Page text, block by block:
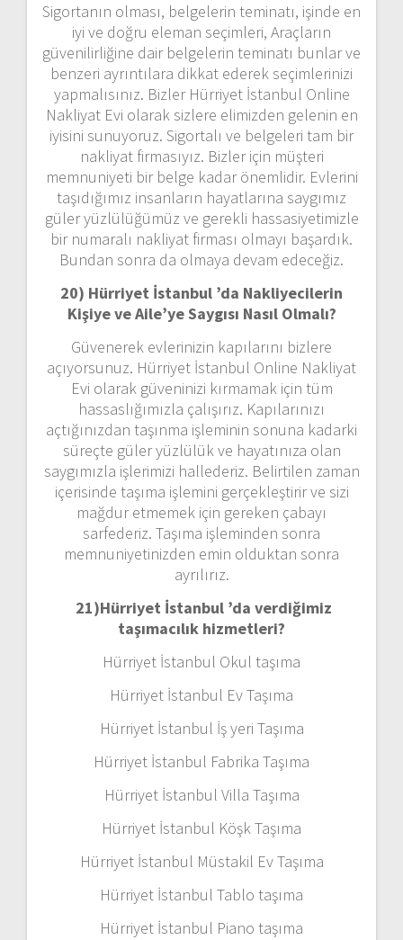
Sigortanın olması, belgelerin teminatı, işinde en
iyi ve doğru eleman seçimleri, Araçların
güvenilirliğine dair belgelerin teminatı bunlar ve
benzeri ayrıntılara dikkat ederek seçimlerinizi
yapmalısınız. Bizler Hürriyet İstanbul Online
Nakliyat Evi olarak sizlere elimizden gelenin en
iyisini sunuyoruz. Sigortalı ve belgeleri tam bir
nakliyat firmasıyız. Bizler için müşteri
memnuniyeti bir belge kadar önemlidir. Evlerini
taşıdığımız insanların hayatlarına saygımız
güler yüzlülüğümüz ve gerekli hassasiyetimizle
bir numaralı nakliyat firması olmayı başardık.
Bundan sonra da olmaya devam edeceğiz.
20) Hürriyet İstanbul ’da Nakliyecilerin
Kişiye ve Aile’ye Saygısı Nasıl Olmalı?
Güvenerek evlerinizin kapılarını bizlere
açıyorsunuz. Hürriyet İstanbul Online Nakliyat
Evi olarak güveninizi kırmamak için tüm
hassaslığımızla çalışırız. Kapılarınızı
açtığınızdan taşınma işleminin sonuna kadarki
süreçte güler yüzlülük ve hayatınıza olan
saygımızla işlerimizi hallederiz. Belirtilen zaman
içerisinde taşıma işlemini gerçekleştirir ve sizi
mağdur etmemek için gereken çabayı
sarfederiz. Taşıma işleminden sonra
memnuniyetinizden emin olduktan sonra
ayrılırız.
21)Hürriyet İstanbul ’da verdiğimiz
taşımacılık hizmetleri?
Hürriyet İstanbul Okul taşıma
Hürriyet İstanbul Ev Taşıma
Hürriyet İstanbul İş yeri Taşıma
Hürriyet İstanbul Fabrika Taşıma
Hürriyet İstanbul Villa Taşıma
Hürriyet İstanbul Köşk Taşıma
Hürriyet İstanbul Müstakil Ev Taşıma
Hürriyet İstanbul Tablo taşıma
Hürriyet İstanbul Piano taşıma